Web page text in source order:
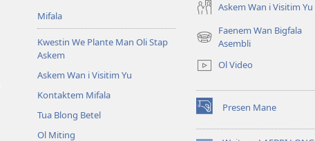
Mifala
Kwestin We Plante Man Oli Stap
Askem
Askem Wan i Visitim Yu
Kontaktem Mifala
Tua Blong Betel
Ol Miting
Askem Wan i Visitim Yu
Faenem Wan Bigfala
Asembli
(openem
niufalaOl Video
Presen Mane
(openem
wan